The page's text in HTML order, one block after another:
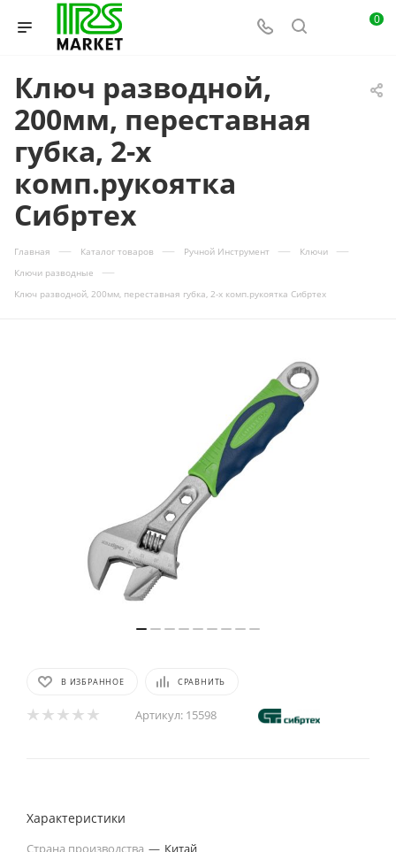
0
Ключ разводной,
200мм, переставная
губка, 2-х
комп.рукоятка
Сибртех
Главная — Каталог товаров — Ручной Инструмент — Ключи —
Ключи разводные —
Ключ разводной, 200мм, переставная губка, 2-х комп.рукоятка Сибртех
В ИЗБРАННОЕ СРАВНИТЬ
Артикул: 15598
Характеристики
Страна производства — Китай